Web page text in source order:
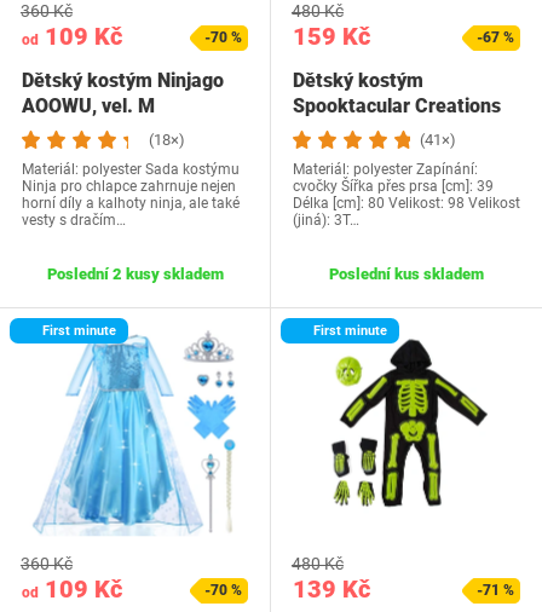
od 109 Kč
360 Kč
-70 %
Dětský kostým Ninjago
AOOWU, vel. M
(18×)
Materiál: polyester Sada kostýmu
Ninja pro chlapce zahrnuje nejen
horní díly a kalhoty ninja, ale také
vesty s dračím…
Poslední 2 kusy skladem
159 Kč
480 Kč
-67 %
Dětský kostým
Spooktacular Creations
(41×)
Materiál: polyester Zapínání:
cvočky Šířka přes prsa [cm]: 39
Délka [cm]: 80 Velikost: 98 Velikost
(jiná): 3T…
Poslední kus skladem
First minute
od 109 Kč
360 Kč
-70 %
First minute
139 Kč
480 Kč
-71 %